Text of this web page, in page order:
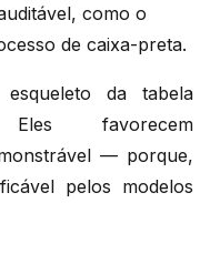
como o
de caixa-preta.
da tabela
favorecem
— porque,
pelos modelos